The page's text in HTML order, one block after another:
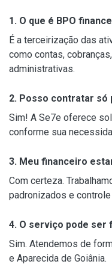
1. O que é BPO
É a terceirização das
como contas,
administrativas.
2. Posso contratar só
Sim! A Se7e oferece
conforme sua
3. Meu financeiro
Com certeza.
padronizados e
4. O serviço pode ser
Sim. Atendemos de
e Aparecida de Goiânia.